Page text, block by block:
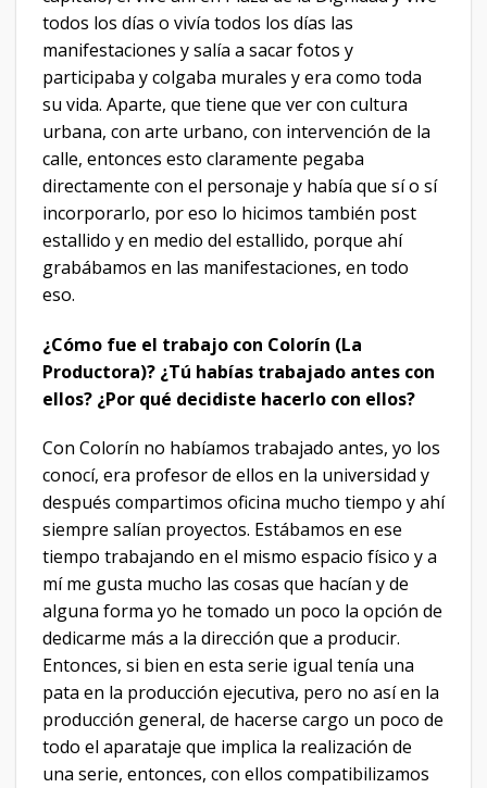
todos los días o vivía todos los días las
manifestaciones y salía a sacar fotos y
participaba y colgaba murales y era como toda
su vida. Aparte, que tiene que ver con cultura
urbana, con arte urbano, con intervención de la
calle, entonces esto claramente pegaba
directamente con el personaje y había que sí o sí
incorporarlo, por eso lo hicimos también post
estallido y en medio del estallido, porque ahí
grabábamos en las manifestaciones, en todo
eso.
¿Cómo fue el trabajo con Colorín (La
Productora)? ¿Tú habías trabajado antes con
ellos? ¿Por qué decidiste hacerlo con ellos?
Con Colorín no habíamos trabajado antes, yo los
conocí, era profesor de ellos en la universidad y
después compartimos oficina mucho tiempo y ahí
siempre salían proyectos. Estábamos en ese
tiempo trabajando en el mismo espacio físico y a
mí me gusta mucho las cosas que hacían y de
alguna forma yo he tomado un poco la opción de
dedicarme más a la dirección que a producir.
Entonces, si bien en esta serie igual tenía una
pata en la producción ejecutiva, pero no así en la
producción general, de hacerse cargo un poco de
todo el aparataje que implica la realización de
una serie, entonces, con ellos compatibilizamos